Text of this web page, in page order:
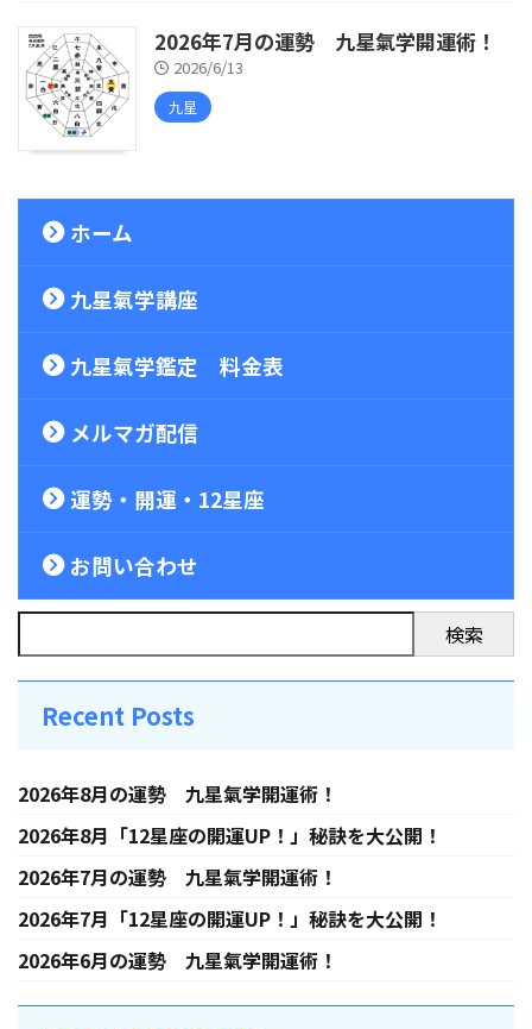
2026年7月の運勢 九星氣学開運術！
2026/6/13
九星
ホーム
九星氣学講座
九星氣学鑑定 料金表
メルマガ配信
運勢・開運・12星座
お問い合わせ
検索
Recent Posts
2026年8月の運勢 九星氣学開運術！
2026年8月「12星座の開運UP！」秘訣を大公開！
2026年7月の運勢 九星氣学開運術！
2026年7月「12星座の開運UP！」秘訣を大公開！
2026年6月の運勢 九星氣学開運術！